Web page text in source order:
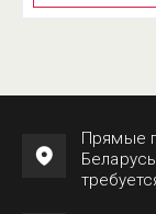
Прямые